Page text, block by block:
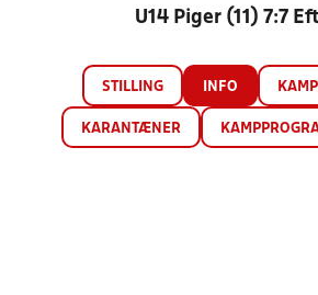
U14 Piger (11) 7:7
STILLING INFO
KARANTÆNER